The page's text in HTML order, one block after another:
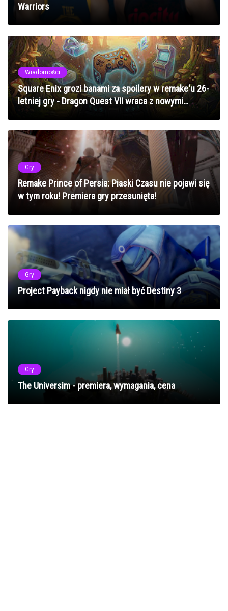
Warriors
Wiadomości
Square Enix grozi banami za spoilery w remake'u 26-
letniej gry - Dragon Quest VII wraca z nowymi
zasadami
Gry
Remake Prince of Persia: Piaski Czasu nie pojawi się
w tym roku! Premiera gry przesunięta!
Gry
Project Payback nigdy nie miał być Destiny 3
Gry
The Universim - premiera, wymagania, cena